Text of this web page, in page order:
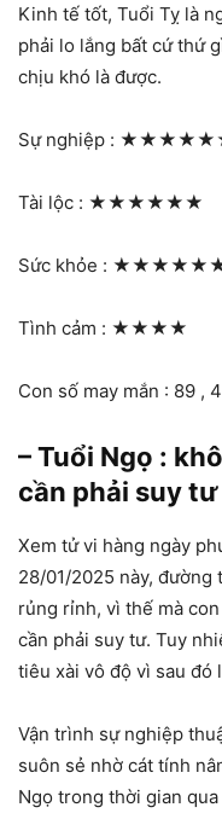
Kinh tế tốt, Tuổi Tỵ là
phải lo lắng bất cứ thứ
chịu khó là được.
Sự nghiệp :
Tài lộc : ★★★★★★
Sức khỏe :
Tình cảm : ★★★★
Con số may mắn : 89 ,
– Tuổi Ngọ :
cần phải suy tư
Xem tử vi hàng ngày
28/01/2025 này,
rủng rỉnh, vì thế mà
cần phải suy tư. Tuy
tiêu xài vô độ vì sau đó
Vận trình sự nghiệp
suôn sẻ nhờ cát tính
Ngọ trong thời gian